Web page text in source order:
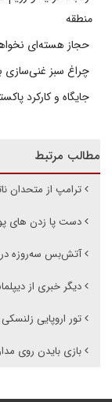
منطقه
حجاز هسته‌ای
چراغ سبز غنی‌سازی
جایگاه و کارکرد
مطالب مرتبط
ترامپ از متحدان
دست پا زدن های
آتش‌بس سه‌روزه در
دیگر خبری از
تور اروپایی
بازی بایدن روی